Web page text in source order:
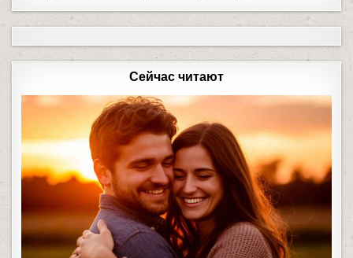
Сейчас читают